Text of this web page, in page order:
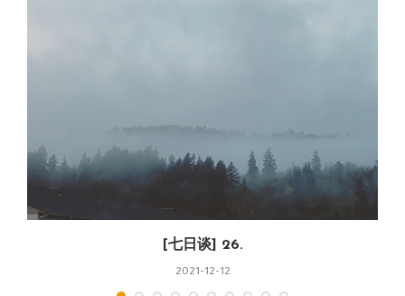
[七日谈] 26.
2021-12-12